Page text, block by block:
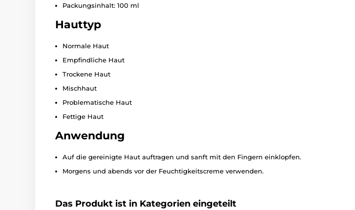
Packungsinhalt: 100 ml
Hauttyp
Normale Haut
Empfindliche Haut
Trockene Haut
Mischhaut
Problematische Haut
Fettige Haut
Anwendung
Auf die gereinigte Haut auftragen und sanft mit den Fingern einklopfen.
Morgens und abends vor der Feuchtigkeitscreme verwenden.
Das Produkt ist in Kategorien eingeteilt